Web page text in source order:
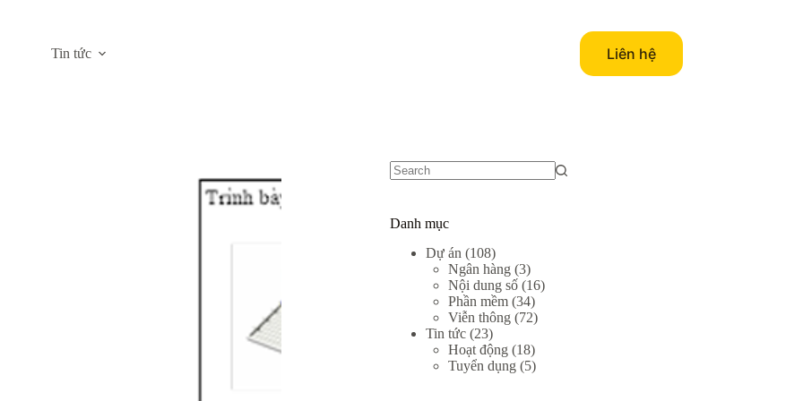
Tin tức Liên hệ
Danh mục
Dự án (108)
Ngân hàng (3)
Nội dung số (16)
Phần mềm (34)
Viễn thông (72)
Tin tức (23)
Hoạt động (18)
Tuyển dụng (5)